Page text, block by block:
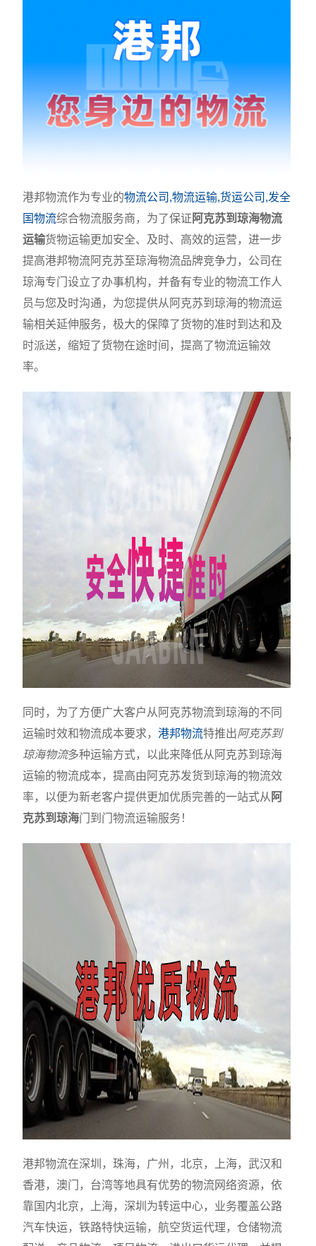
港邦物流作为专业的物流公司,物流运输,货运公司,发全
国物流综合物流服务商，为了保证 阿克苏到琼海物流
运输货物运输更加安全、及时、高效的运营，进一步
提高港邦物流阿克苏至琼海物流品牌竞争力，公司在
琼海专门设立了办事机构，并备有专业的物流工作人
员与您及时沟通，为您提供从阿克苏到琼海的物流运
输相关延伸服务，极大的保障了货物的准时到达和及
时派送，缩短了货物在途时间，提高了物流运输效
率。
同时，为了方便广大客户从阿克苏物流到琼海的不同
运输时效和物流成本要求，港邦物流特推出阿克苏到
琼海物流多种运输方式，以此来降低从阿克苏到琼海
运输的物流成本，提高由阿克苏发货到琼海的物流效
率，以便为新老客户提供更加优质完善的一站式从 阿
克苏到琼海门到门物流运输服务！
港邦物流在深圳，珠海，广州，北京，上海，武汉和
香港，澳门，台湾等地具有优势的物流网络资源，依
靠国内北京，上海，深圳为转运中心，业务覆盖公路
汽车快运，铁路特快运输，航空货运代理，仓储物流